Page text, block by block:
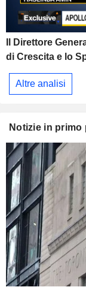
Il Direttore
di Crescita e lo
Altre analisi
Notizie in primo